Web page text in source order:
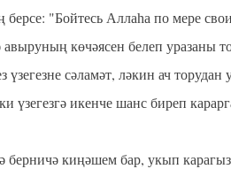
"Бойтесь Аллаһа по мере
көчәясен белеп уразаны
үзегезне сәламәт, ләкин ач
үзегезгә икенче шанс биреп
берничә киңәшем бар, укып